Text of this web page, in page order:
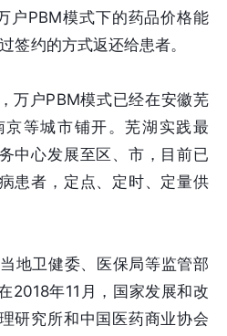
户PBM模式下的药品价格能
签约的方式返还给患者。
万户PBM模式已经在安徽芜
等城市铺开。芜湖实践最
中心发展至区、市，目前已
患者，定点、定时、定量供
地卫健委、医保局等监管部
2018年11月，国家发展和改
研究所和中国医药商业协会